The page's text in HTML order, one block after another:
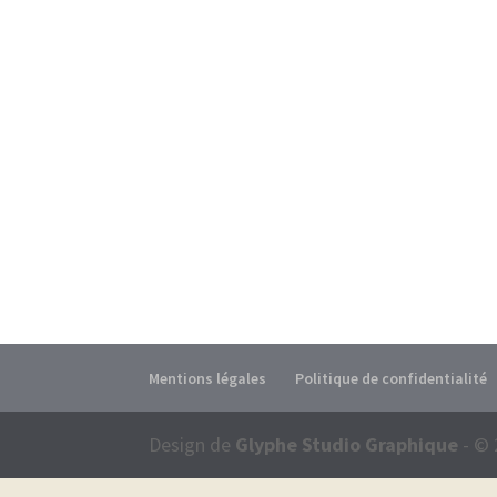
Mentions légales Politique de confidentialité
Design de Glyphe Studio Graphique - ©